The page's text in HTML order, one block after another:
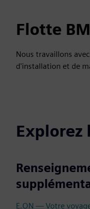
Flotte
Nous travaillons
d'installation et de
Explorez
E.ON — Votre